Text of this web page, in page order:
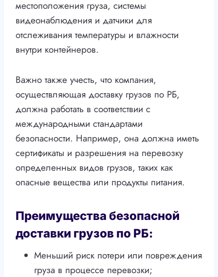
местоположения груза, системы
видеонаблюдения и датчики для
отслеживания температуры и влажности
внутри контейнеров.
Важно также учесть, что компания,
осуществляющая доставку грузов по РБ,
должна работать в соответствии с
международными стандартами
безопасности. Например, она должна иметь
сертификаты и разрешения на перевозку
определенных видов грузов, таких как
опасные вещества или продукты питания.
Преимущества безопасной
доставки грузов по РБ:
Меньший риск потери или повреждения
груза в процессе перевозки;